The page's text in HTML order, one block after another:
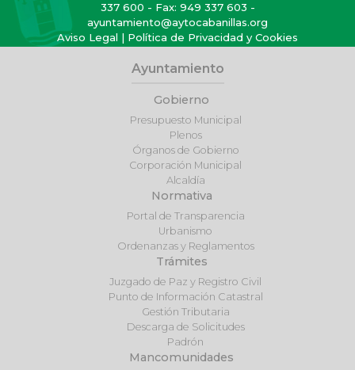
337 600 - Fax: 949 337 603 -
ayuntamiento@aytocabanillas.org
Aviso Legal | Política de Privacidad y Cookies
Ayuntamiento
Gobierno
Presupuesto Municipal
Plenos
Órganos de Gobierno
Corporación Municipal
Alcaldía
Normativa
Portal de Transparencia
Urbanismo
Ordenanzas y Reglamentos
Trámites
Juzgado de Paz y Registro Civil
Punto de Información Catastral
Gestión Tributaria
Descarga de Solicitudes
Padrón
Mancomunidades